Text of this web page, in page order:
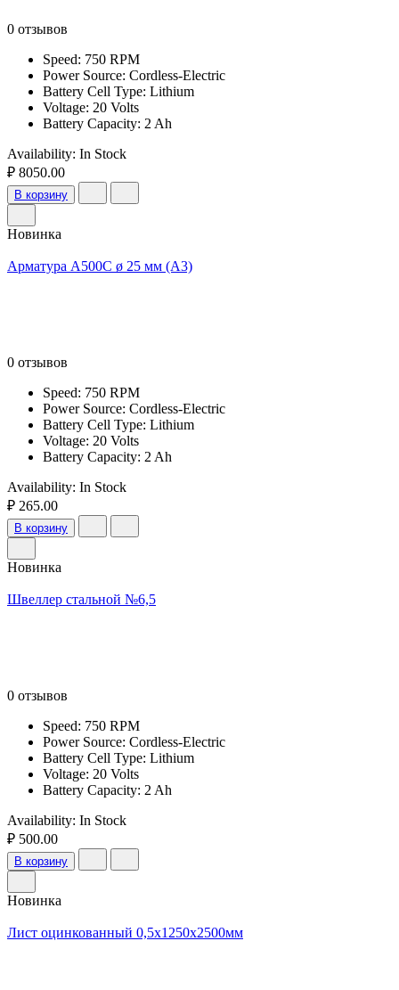
0 отзывов
Speed: 750 RPM
Power Source: Cordless-Electric
Battery Cell Type: Lithium
Voltage: 20 Volts
Battery Capacity: 2 Ah
Availability: In Stock
₽ 8050.00
В корзину
Новинка
Арматура А500С ø 25 мм (А3)
0 отзывов
Speed: 750 RPM
Power Source: Cordless-Electric
Battery Cell Type: Lithium
Voltage: 20 Volts
Battery Capacity: 2 Ah
Availability: In Stock
₽ 265.00
В корзину
Новинка
Швеллер стальной №6,5
0 отзывов
Speed: 750 RPM
Power Source: Cordless-Electric
Battery Cell Type: Lithium
Voltage: 20 Volts
Battery Capacity: 2 Ah
Availability: In Stock
₽ 500.00
В корзину
Новинка
Лист оцинкованный 0,5х1250х2500мм